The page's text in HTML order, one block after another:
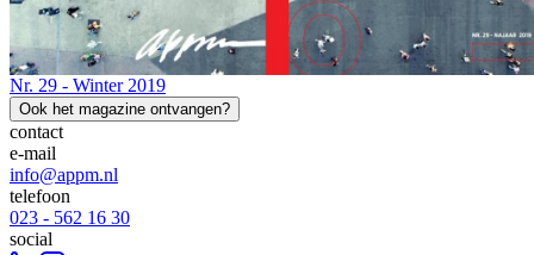
Nr. 29 - Winter 2019
Ook het magazine ontvangen?
contact
e-mail
info@appm.nl
telefoon
023 - 562 16 30
social